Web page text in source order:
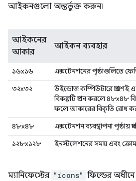
আইকনগুলো অন্তর্ভুক্ত করুন।
আইকনের
আকার
আইকন ব্যবহার
১৬x১৬
এক্সটেনশনের পৃষ্ঠাগুলিতে
৩২x৩২
উইন্ডোজ কম্পিউটারে
বিকল্পটি প্রদান করলে ৪৮x৪৮
ফলে আকারের বিকৃতি রোধ
৪৮x৪৮
এক্সটেনশন ব্যবস্থাপনা পৃষ্ঠায়
১২৮x১২৮
ইনস্টলেশনের সময় এবং ক্রোম
ম্যানিফেস্টের "icons" ফিল্ডের